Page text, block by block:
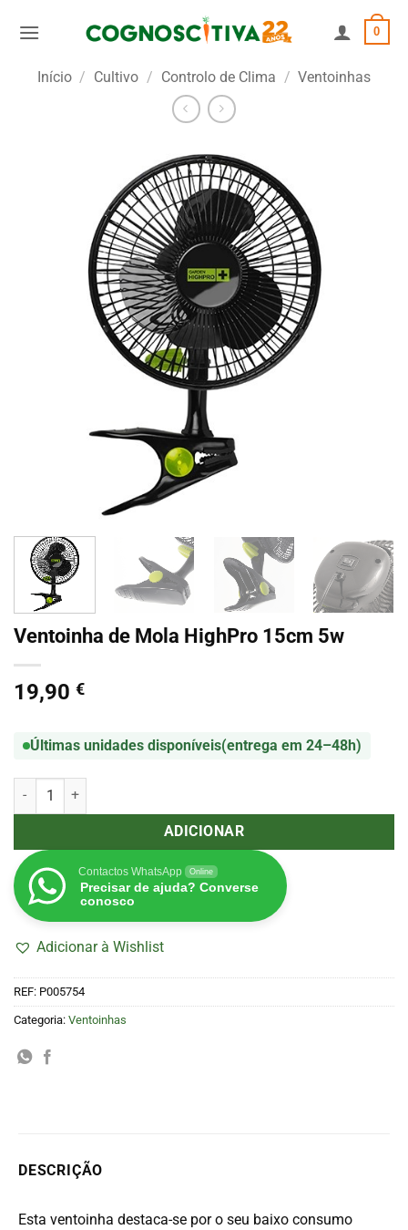
0
Início / Cultivo / Controlo de Clima / Ventoinhas
Ventoinha de Mola HighPro 15cm 5w
19,90 €
Últimas unidades disponíveis(entrega em 24–48h)
Quantidade de Ventoinha de Mola HighPro 15cm 5w
ADICIONAR
Contactos WhatsApp Online
Precisar de ajuda? Converse
conosco
Adicionar à Wishlist
REF: P005754
Categoria: Ventoinhas
DESCRIÇÃO
Esta ventoinha destaca-se por o seu baixo consumo